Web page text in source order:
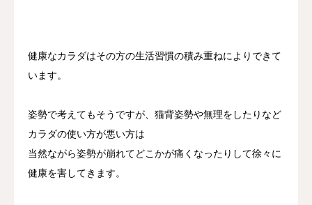
健康なカラダはその方の生活習慣の積み重ねによりできて
います。
姿勢で考えてもそうですが、猫背姿勢や無理をしたりなど
カラダの使い方が悪い方は
当然ながら姿勢が崩れてどこかが痛くなったりして徐々に
健康を害してきます。